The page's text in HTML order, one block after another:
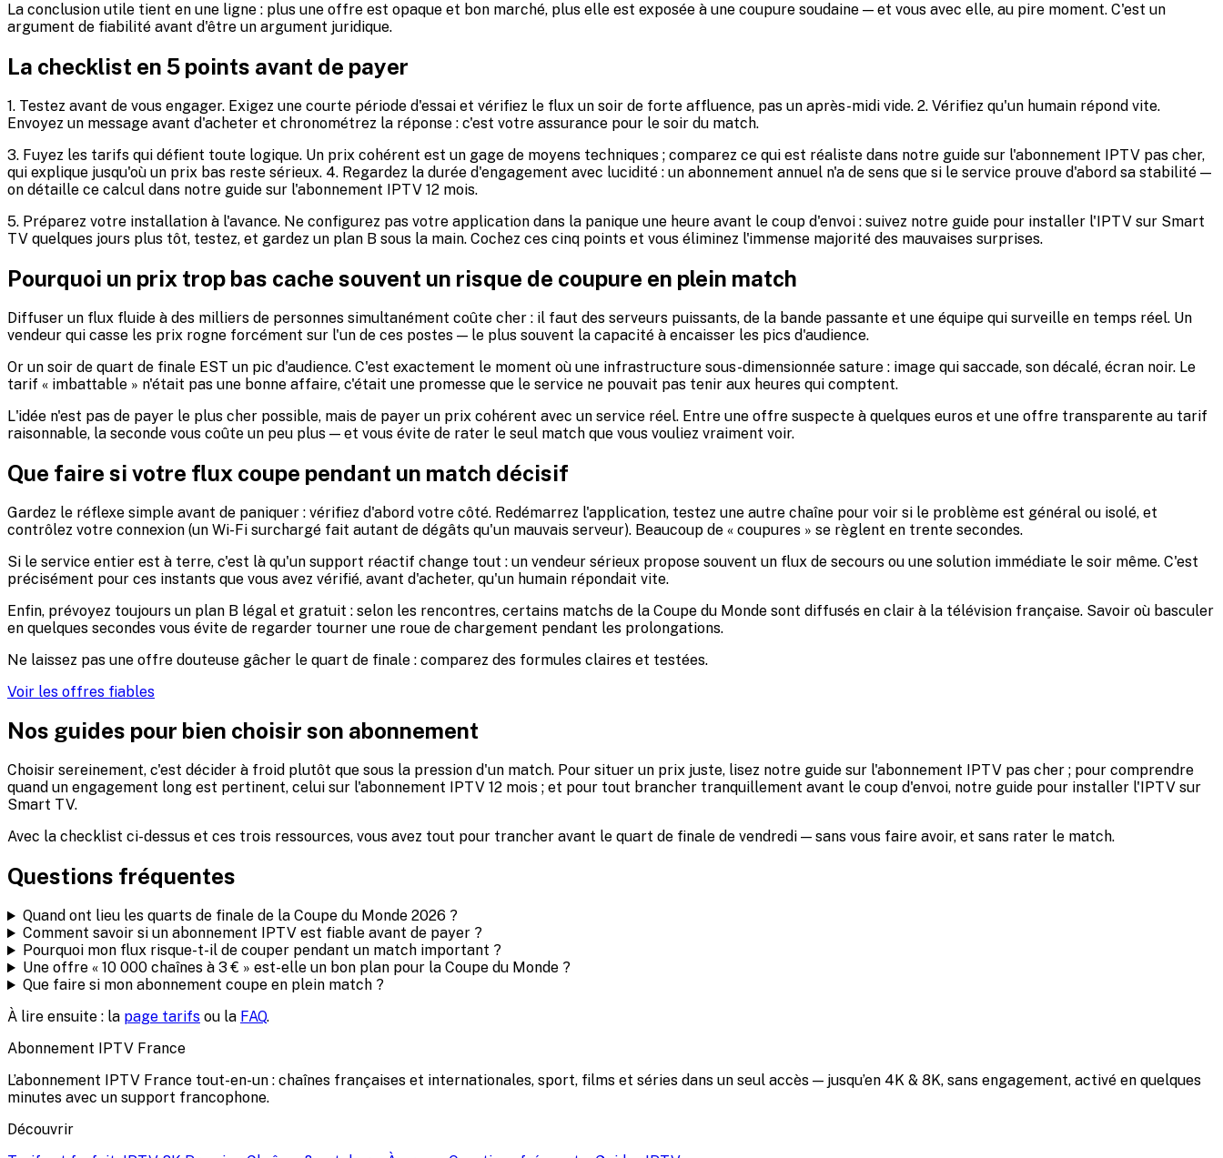
La conclusion utile tient en une ligne : plus une offre est opaque et bon marché, plus elle est exposée à une coupure soudaine — et vous avec elle, au pire moment. C'est un
argument de fiabilité avant d'être un argument juridique.
La checklist en 5 points avant de payer
1. Testez avant de vous engager. Exigez une courte période d'essai et vérifiez le flux un soir de forte affluence, pas un après-midi vide. 2. Vérifiez qu'un humain répond vite.
Envoyez un message avant d'acheter et chronométrez la réponse : c'est votre assurance pour le soir du match.
3. Fuyez les tarifs qui défient toute logique. Un prix cohérent est un gage de moyens techniques ; comparez ce qui est réaliste dans notre guide sur l'abonnement IPTV pas cher,
qui explique jusqu'où un prix bas reste sérieux. 4. Regardez la durée d'engagement avec lucidité : un abonnement annuel n'a de sens que si le service prouve d'abord sa stabilité —
on détaille ce calcul dans notre guide sur l'abonnement IPTV 12 mois.
5. Préparez votre installation à l'avance. Ne configurez pas votre application dans la panique une heure avant le coup d'envoi : suivez notre guide pour installer l'IPTV sur Smart
TV quelques jours plus tôt, testez, et gardez un plan B sous la main. Cochez ces cinq points et vous éliminez l'immense majorité des mauvaises surprises.
Pourquoi un prix trop bas cache souvent un risque de coupure en plein match
Diffuser un flux fluide à des milliers de personnes simultanément coûte cher : il faut des serveurs puissants, de la bande passante et une équipe qui surveille en temps réel. Un
vendeur qui casse les prix rogne forcément sur l'un de ces postes — le plus souvent la capacité à encaisser les pics d'audience.
Or un soir de quart de finale EST un pic d'audience. C'est exactement le moment où une infrastructure sous-dimensionnée sature : image qui saccade, son décalé, écran noir. Le
tarif « imbattable » n'était pas une bonne affaire, c'était une promesse que le service ne pouvait pas tenir aux heures qui comptent.
L'idée n'est pas de payer le plus cher possible, mais de payer un prix cohérent avec un service réel. Entre une offre suspecte à quelques euros et une offre transparente au tarif
raisonnable, la seconde vous coûte un peu plus — et vous évite de rater le seul match que vous vouliez vraiment voir.
Que faire si votre flux coupe pendant un match décisif
Gardez le réflexe simple avant de paniquer : vérifiez d'abord votre côté. Redémarrez l'application, testez une autre chaîne pour voir si le problème est général ou isolé, et
contrôlez votre connexion (un Wi-Fi surchargé fait autant de dégâts qu'un mauvais serveur). Beaucoup de « coupures » se règlent en trente secondes.
Si le service entier est à terre, c'est là qu'un support réactif change tout : un vendeur sérieux propose souvent un flux de secours ou une solution immédiate le soir même. C'est
précisément pour ces instants que vous avez vérifié, avant d'acheter, qu'un humain répondait vite.
Enfin, prévoyez toujours un plan B légal et gratuit : selon les rencontres, certains matchs de la Coupe du Monde sont diffusés en clair à la télévision française. Savoir où basculer
en quelques secondes vous évite de regarder tourner une roue de chargement pendant les prolongations.
Ne laissez pas une offre douteuse gâcher le quart de finale : comparez des formules claires et testées.
Voir les offres fiables
Nos guides pour bien choisir son abonnement
Choisir sereinement, c'est décider à froid plutôt que sous la pression d'un match. Pour situer un prix juste, lisez notre guide sur l'abonnement IPTV pas cher ; pour comprendre
quand un engagement long est pertinent, celui sur l'abonnement IPTV 12 mois ; et pour tout brancher tranquillement avant le coup d'envoi, notre guide pour installer l'IPTV sur
Smart TV.
Avec la checklist ci-dessus et ces trois ressources, vous avez tout pour trancher avant le quart de finale de vendredi — sans vous faire avoir, et sans rater le match.
Questions fréquentes
Quand ont lieu les quarts de finale de la Coupe du Monde 2026 ?
Comment savoir si un abonnement IPTV est fiable avant de payer ?
Pourquoi mon flux risque-t-il de couper pendant un match important ?
Une offre « 10 000 chaînes à 3 € » est-elle un bon plan pour la Coupe du Monde ?
Que faire si mon abonnement coupe en plein match ?
À lire ensuite : la page tarifs ou la FAQ.
Abonnement IPTV France
L’abonnement IPTV France tout-en-un : chaînes françaises et internationales, sport, films et séries dans un seul accès — jusqu’en 4K & 8K, sans engagement, activé en quelques
minutes avec un support francophone.
Découvrir